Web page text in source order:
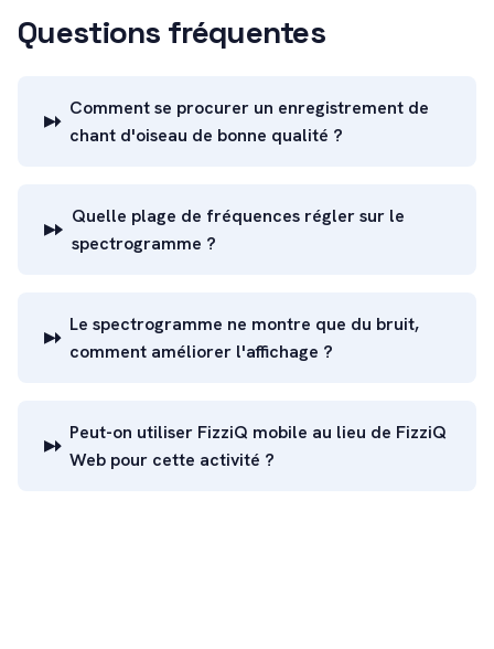
Questions fréquentes
Comment se procurer un enregistrement de
chant d'oiseau de bonne qualité ?
Quelle plage de fréquences régler sur le
spectrogramme ?
Le spectrogramme ne montre que du bruit,
comment améliorer l'affichage ?
Peut-on utiliser FizziQ mobile au lieu de FizziQ
Web pour cette activité ?